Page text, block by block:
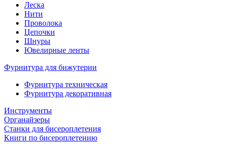
Леска
Нити
Проволока
Цепочки
Шнуры
Ювелирные ленты
Фурнитура для бижутерии
Фурнитура техническая
Фурнитура декоративная
Инструменты
Органайзеры
Станки для бисероплетения
Книги по бисероплетению